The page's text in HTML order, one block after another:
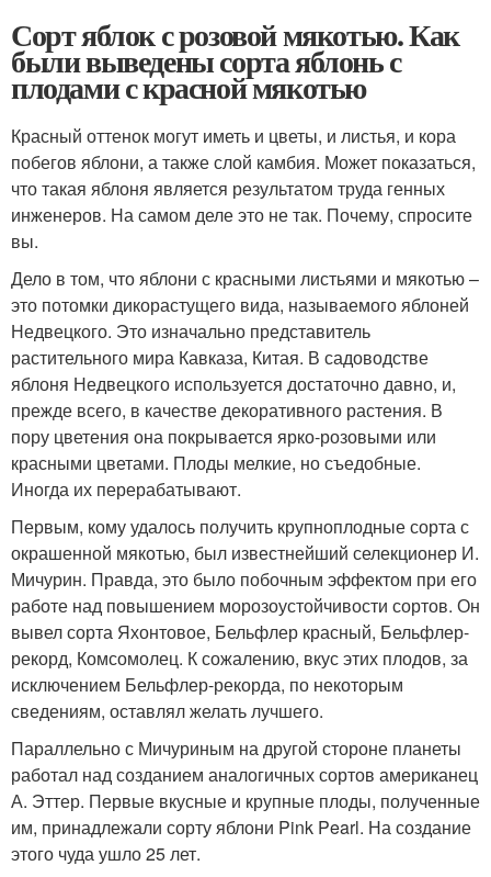
Сорт яблок с розовой мякотью. Как
были выведены сорта яблонь с
плодами с красной мякотью
Красный оттенок могут иметь и цветы, и листья, и кора
побегов яблони, а также слой камбия. Может показаться,
что такая яблоня является результатом труда генных
инженеров. На самом деле это не так. Почему, спросите
вы.
Дело в том, что яблони с красными листьями и мякотью –
это потомки дикорастущего вида, называемого яблоней
Недвецкого. Это изначально представитель
растительного мира Кавказа, Китая. В садоводстве
яблоня Недвецкого используется достаточно давно, и,
прежде всего, в качестве декоративного растения. В
пору цветения она покрывается ярко-розовыми или
красными цветами. Плоды мелкие, но съедобные.
Иногда их перерабатывают.
Первым, кому удалось получить крупноплодные сорта с
окрашенной мякотью, был известнейший селекционер И.
Мичурин. Правда, это было побочным эффектом при его
работе над повышением морозоустойчивости сортов. Он
вывел сорта Яхонтовое, Бельфлер красный, Бельфлер-
рекорд, Комсомолец. К сожалению, вкус этих плодов, за
исключением Бельфлер-рекорда, по некоторым
сведениям, оставлял желать лучшего.
Параллельно с Мичуриным на другой стороне планеты
работал над созданием аналогичных сортов американец
А. Эттер. Первые вкусные и крупные плоды, полученные
им, принадлежали сорту яблони Pink Pearl. На создание
этого чуда ушло 25 лет.